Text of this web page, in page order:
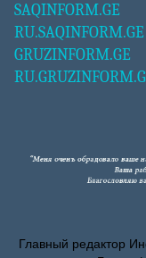
SAQINFORM.GE
RU.SAQINFORM.GE
GRUZINFORM.GE
Главный редактор